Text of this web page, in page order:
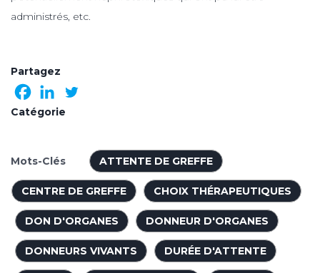
administrés, etc.
Partagez
Catégorie
Mots-Clés ATTENTE DE GREFFE
CENTRE DE GREFFE CHOIX THÉRAPEUTIQUES
DON D'ORGANES DONNEUR D'ORGANES
DONNEURS VIVANTS DURÉE D'ATTENTE